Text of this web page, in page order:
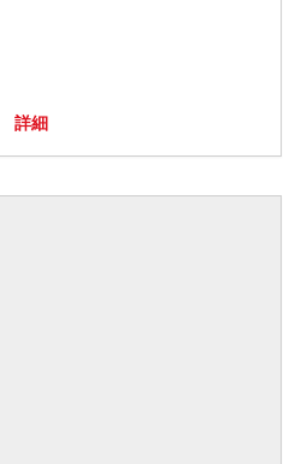
詳細